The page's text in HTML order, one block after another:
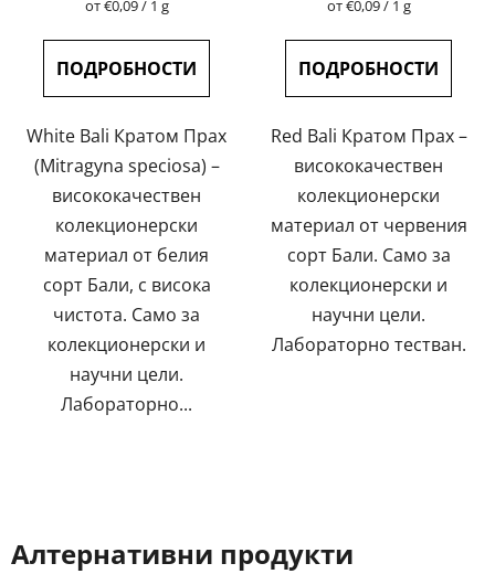
5,0
звезди.
Измерване
цената:
от €0,09 / 1 g
ПОДРОБНОСТИ
White Bali Кратом Прах
(Mitragyna speciosa) –
висококачествен
колекционерски
материал от белия
сорт Бали, с висока
чистота. Само за
колекционерски и
научни цели.
Лабораторно...
5,0
звезди.
Измерване
цената:
от €0,09 / 1 g
ПОДРОБНОСТИ
Red Bali Кратом Прах –
висококачествен
колекционерски
материал от червения
сорт Бали. Само за
колекционерски и
научни цели.
Лабораторно тестван.
Алтернативни продукти